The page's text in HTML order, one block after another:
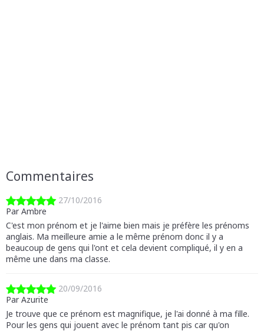
Commentaires
27/10/2016
Par Ambre
C'est mon prénom et je l'aime bien mais je préfère les prénoms
anglais. Ma meilleure amie a le même prénom donc il y a
beaucoup de gens qui l'ont et cela devient compliqué, il y en a
même une dans ma classe.
20/09/2016
Par Azurite
Je trouve que ce prénom est magnifique, je l'ai donné à ma fille.
Pour les gens qui jouent avec le prénom tant pis car qu'on